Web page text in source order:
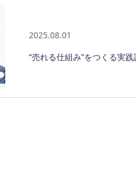
2025.08.01
“売れる仕組み”をつくる実